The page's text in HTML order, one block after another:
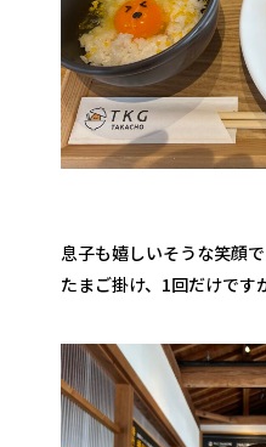
息子も嬉しいそうな笑顔で
たまご掛け、1回だけです